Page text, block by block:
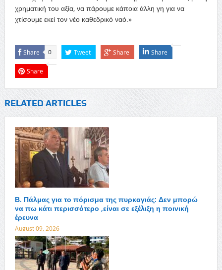
χρηματική του αξία, να πάρουμε κάποια άλλη γη για να
χτίσουμε εκεί τον νέο καθεδρικό ναό.»
Share 0 Tweet Share Share
Share
RELATED ARTICLES
Β. Πάλμας για το πόρισμα της πυρκαγιάς: Δεν μπορώ
να πω κάτι περισσότερο ,είναι σε εξέλιξη η ποινική
έρευνα
August 09, 2026